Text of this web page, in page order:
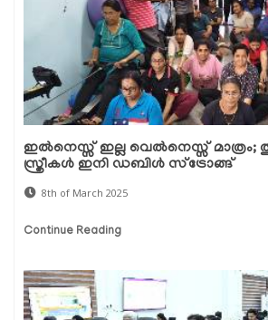
ഇൽനെസ്സ് ഇല്ല വെൽനെസ്സ് മാത്രം;
സ്ത്രീകൾ ഇനി ഡബിൾ സ്ട്രോങ്ങ്
8th of March 2025
Continue Reading